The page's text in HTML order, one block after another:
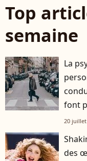
Top
semaine
La
font
20
des